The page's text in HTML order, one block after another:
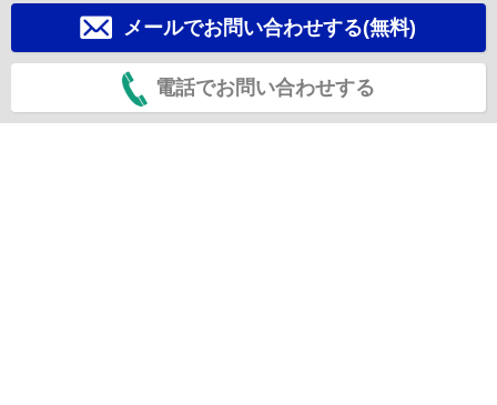
メールでお問い合わせする(無料)
電話でお問い合わせする